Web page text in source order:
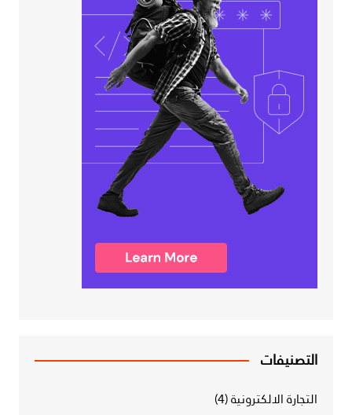
التصنيفات
التجارة الالكترونية(4)